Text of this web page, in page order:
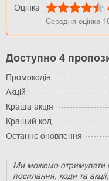
Оцінка
Середня оцінка
Доступно 4
Промокодів
Акцій
Краща акція
Кращий код
Останнє оновлення
Ми можемо отримувати
посилання, коди та